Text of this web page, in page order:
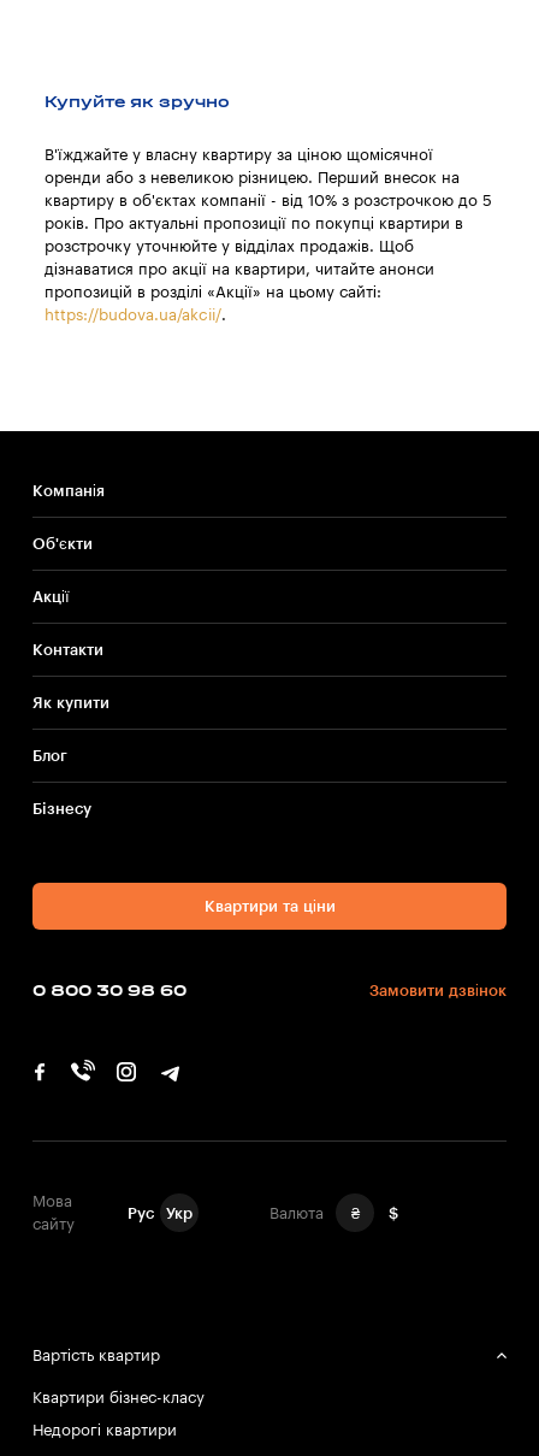
Купуйте як зручно
В'їжджайте у власну квартиру за ціною щомісячної
оренди або з невеликою різницею. Перший внесок на
квартиру в об'єктах компанії - від 10% з розстрочкою до 5
років. Про актуальні пропозиції по покупці квартири в
розстрочку уточнюйте у відділах продажів. Щоб
дізнаватися про акції на квартири, читайте анонси
пропозицій в розділі «Акції» на цьому сайті:
https://budova.ua/akcii/.
Компанія
Об'єкти
Акції
Контакти
Як купити
Блог
Бiзнесу
Квартири та ціни
0 800 30 98 60 Замовити дзвінок
Мова
сайту
Рус Укр Валюта ₴ $
Вартість квартир
Квартири бізнес-класу
Недорогі квартири